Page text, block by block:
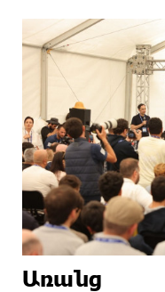
Առանց